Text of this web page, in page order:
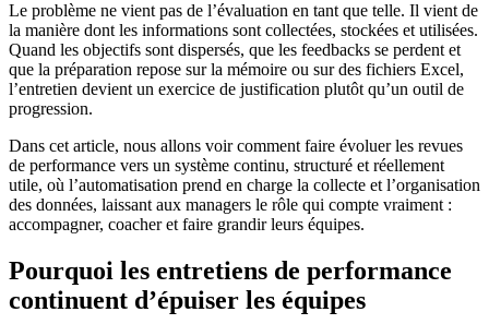
Le problème ne vient pas de l’évaluation en tant que telle. Il vient de
la manière dont les informations sont collectées, stockées et utilisées.
Quand les objectifs sont dispersés, que les feedbacks se perdent et
que la préparation repose sur la mémoire ou sur des fichiers Excel,
l’entretien devient un exercice de justification plutôt qu’un outil de
progression.
Dans cet article, nous allons voir comment faire évoluer les revues
de performance vers un système continu, structuré et réellement
utile, où l’automatisation prend en charge la collecte et l’organisation
des données, laissant aux managers le rôle qui compte vraiment :
accompagner, coacher et faire grandir leurs équipes.
Pourquoi les entretiens de performance
continuent d’épuiser les équipes